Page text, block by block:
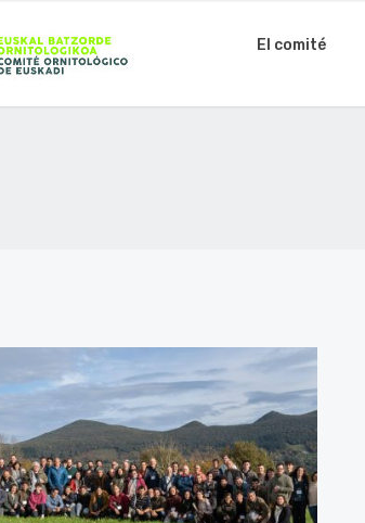
El comité